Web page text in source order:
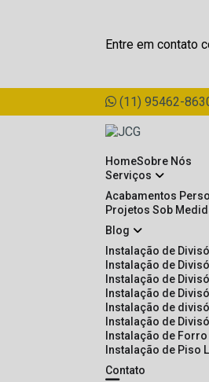
Entre em contato
(11) 95462-
Home Sobre Nós
Serviços
Acabamentos
Projetos Sob
Blog
Instalação de
Instalação de
Instalação de
Instalação de
Instalação de
Instalação de
Instalação de
Instalação de Piso
Contato